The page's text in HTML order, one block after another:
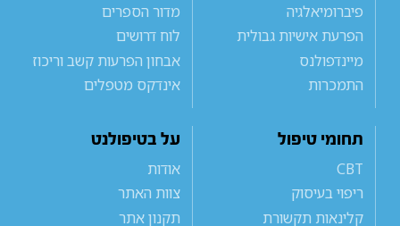
פיברומיאלגיה
הפרעת אישיות גבולית
מיינדפולנס
התמכרות
מדור הספרים
לוח דרושים
אבחון הפרעות קשב וריכוז
אינדקס מטפלים
תחומי טיפול
CBT
ריפוי בעיסוק
קלינאות תקשורת
על בטיפולנט
אודות
צוות האתר
תקנון אתר